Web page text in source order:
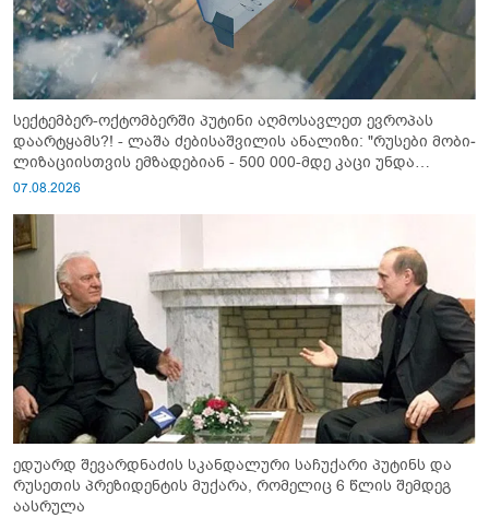
სექტემბერ-ოქტომბერში პუტინი აღმოსავლეთ ევროპას
დაარტყამს?! - ლაშა ძებისაშვილის ანალიზი: "რუსები მობი­
ლიზაციისთვის ემზადებიან - 500 000-მდე კაცი უნდა
გაიწვიონ ომში"
07.08.2026
ედუარდ შევარდნაძის სკანდალური საჩუქარი პუტინს და
რუსეთის პრეზიდენტის მუქარა, რომელიც 6 წლის შემდეგ
აასრულა